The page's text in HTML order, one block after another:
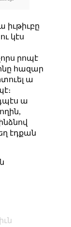
իւթիւբը
կէս
րոպէ
հազար
ա
ա
էդքան